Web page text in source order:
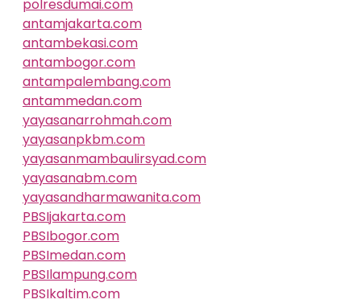
polresdumai.com
antamjakarta.com
antambekasi.com
antambogor.com
antampalembang.com
antammedan.com
yayasanarrohmah.com
yayasanpkbm.com
yayasanmambaulirsyad.com
yayasanabm.com
yayasandharmawanita.com
PBSIjakarta.com
PBSIbogor.com
PBSImedan.com
PBSIlampung.com
PBSIkaltim.com